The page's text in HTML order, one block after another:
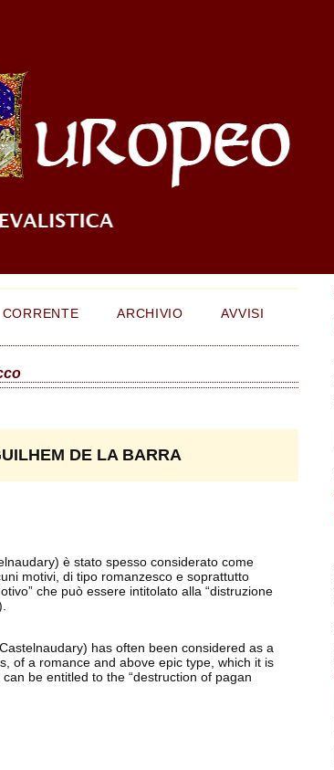
CORRENTE ARCHIVIO AVVISI
DE LA BARRA
è stato spesso considerato come
motivi, di tipo romanzesco e soprattutto
che può essere intitolato alla “distruzione
has often been considered as a
of a romance and above epic type, which it is
be entitled to the “destruction of pagan